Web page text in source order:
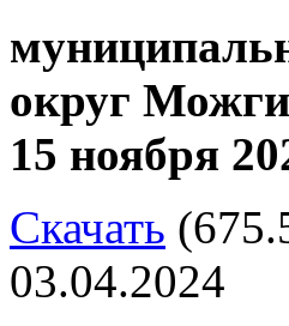
округ
15 ноября
Скачать
03.04.2024